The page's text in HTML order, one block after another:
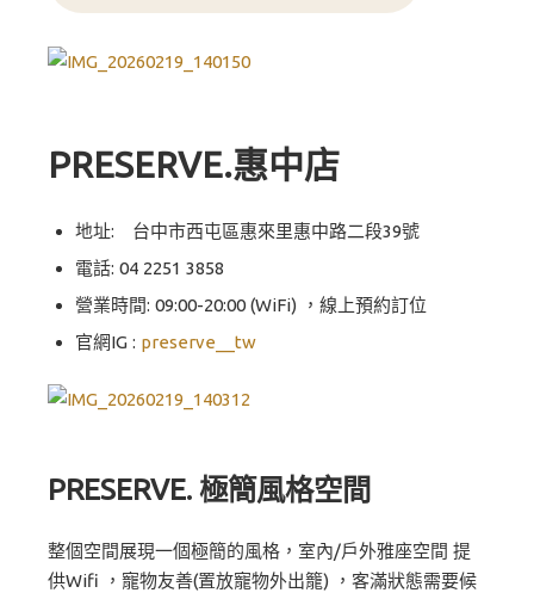
PRESERVE.惠中店
地址: 台中市西屯區惠來里惠中路二段39號
電話: 04 2251 3858
營業時間: 09:00-20:00 (WiFi) ，線上預約訂位
官網IG : preserve__tw
PRESERVE. 極簡風格空間
整個空間展現一個極簡的風格，室內/戶外雅座空間 提
供Wifi ，寵物友善(置放寵物外出籠) ，客滿狀態需要候